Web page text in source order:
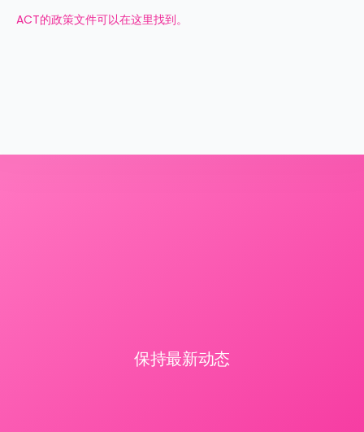
ACT的政策文件可以在这里找到。
保持最新动态